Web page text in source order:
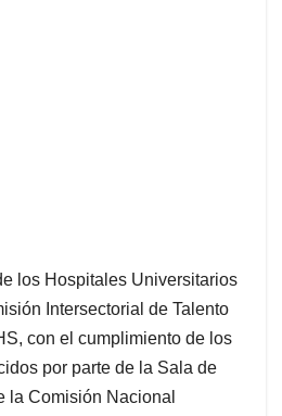
los Hospitales Universitarios
Intersectorial de Talento
con el cumplimiento de los
por parte de la Sala de
la Comisión Nacional